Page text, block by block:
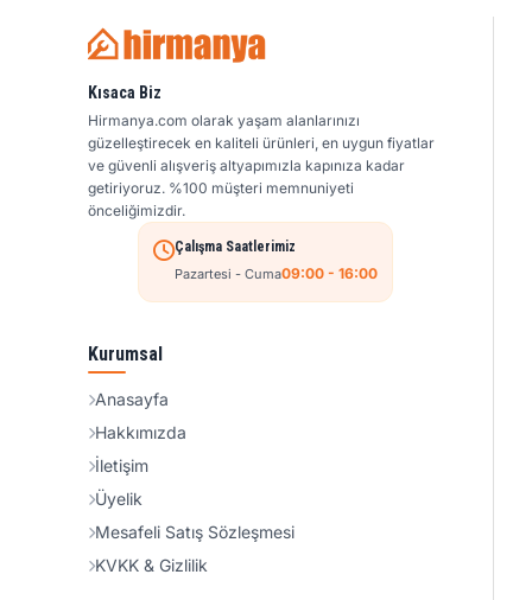
Kısaca Biz
Hirmanya.com olarak yaşam alanlarınızı
güzelleştirecek en kaliteli ürünleri, en uygun fiyatlar
ve güvenli alışveriş altyapımızla kapınıza kadar
getiriyoruz. %100 müşteri memnuniyeti
önceliğimizdir.
Çalışma Saatlerimiz
Pazartesi - Cuma09:00 - 16:00
Kurumsal
Anasayfa
Hakkımızda
İletişim
Üyelik
Mesafeli Satış Sözleşmesi
KVKK & Gizlilik